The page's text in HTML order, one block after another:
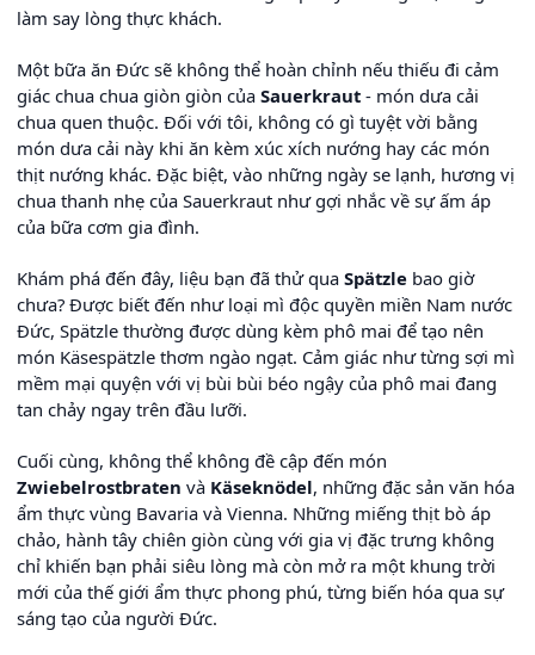
làm say lòng thực khách.
Một bữa ăn Đức sẽ không thể hoàn chỉnh nếu thiếu đi cảm
giác chua chua giòn giòn của Sauerkraut - món dưa cải
chua quen thuộc. Đối với tôi, không có gì tuyệt vời bằng
món dưa cải này khi ăn kèm xúc xích nướng hay các món
thịt nướng khác. Đặc biệt, vào những ngày se lạnh, hương vị
chua thanh nhẹ của Sauerkraut như gợi nhắc về sự ấm áp
của bữa cơm gia đình.
Khám phá đến đây, liệu bạn đã thử qua Spätzle bao giờ
chưa? Được biết đến như loại mì độc quyền miền Nam nước
Đức, Spätzle thường được dùng kèm phô mai để tạo nên
món Käsespätzle thơm ngào ngạt. Cảm giác như từng sợi mì
mềm mại quyện với vị bùi bùi béo ngậy của phô mai đang
tan chảy ngay trên đầu lưỡi.
Cuối cùng, không thể không đề cập đến món
Zwiebelrostbraten và Käseknödel, những đặc sản văn hóa
ẩm thực vùng Bavaria và Vienna. Những miếng thịt bò áp
chảo, hành tây chiên giòn cùng với gia vị đặc trưng không
chỉ khiến bạn phải siêu lòng mà còn mở ra một khung trời
mới của thế giới ẩm thực phong phú, từng biến hóa qua sự
sáng tạo của người Đức.